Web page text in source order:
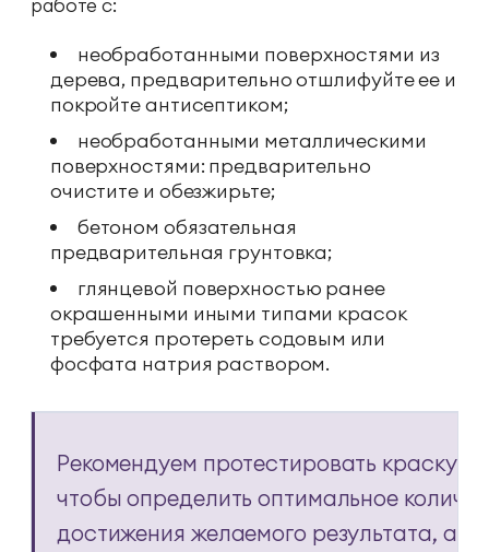
работе с:
необработанными поверхностями из
дерева, предварительно отшлифуйте ее и
покройте антисептиком;
необработанными металлическими
поверхностями: предварительно
очистите и обезжирьте;
бетоном обязательная
предварительная грунтовка;
глянцевой поверхностью ранее
окрашенными иными типами красок
требуется протереть содовым или
фосфата натрия раствором.
Рекомендуем протестировать краску
чтобы определить оптимальное
достижения желаемого результата, а